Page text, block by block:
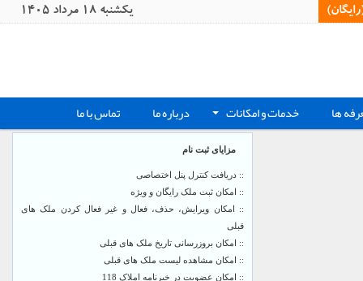
يکشنبه 18 مرداد 1405
ها + خدمات و امکانات درباره ما تماس با ما
مزایای ثبت نام
:: دریافت کنترل پنل اختصاصی
:: امکان ثبت ملک رایگان و ویژه
:: امکان ویرایش، حذف، فعال و غیر فعال کردن ملک های
قبلی
:: امکان بروزرسانی تاریخ ملک های قبلی
:: امکان مشاهده لیست ملک های قبلی
:: امکان عضویت در خبرنامه املاک 118